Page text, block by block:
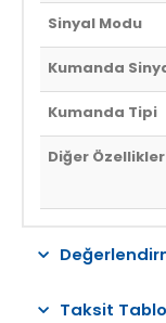
Sinyal Modu
Kumanda
Kumanda Tipi
Diğer Özellikler
Taksit